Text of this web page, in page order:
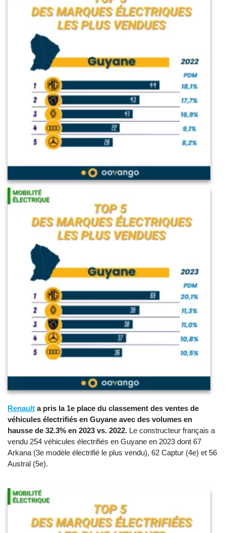
Renault a pris la 1e place du classement des ventes de
véhicules électrifiés en Guyane avec des volumes en
hausse de 32.3% en 2023 vs. 2022. Le constructeur français a
vendu 254 véhicules électrifiés en Guyane en 2023 dont 67
Arkana (3e modèle électrifié le plus vendu), 62 Captur (4e) et 56
Austral (5e).